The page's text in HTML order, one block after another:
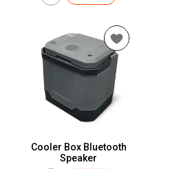
Cooler Box Bluetooth
Speaker